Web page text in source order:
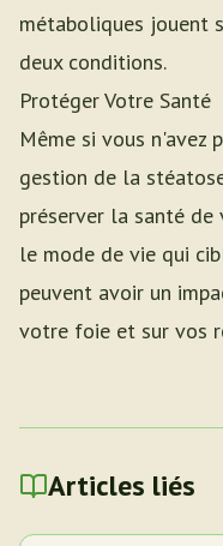
métaboliques jouent
deux conditions.
Protéger Votre Santé
Même si vous n'avez
gestion de la
préserver la santé de
le mode de vie qui
peuvent avoir un
votre foie et sur vos
Articles liés